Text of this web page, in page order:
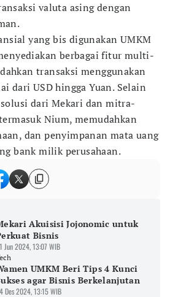
valuta asing dengan
yang bis digunakan UMKM
berbagai fitur multi-
transaksi menggunakan
dari USD hingga Yuan. Selain
dari Mekari dan mitra-
Nium, memudahkan
dan penyimpanan mata uang
bank milik perusahaan.
Akuisisi Jojonomic untuk
Bisnis
Jun 2024, 13:07 WIB
UMKM Beri Tips 4 Kunci
agar Bisnis Berkelanjutan
Des 2024, 13:15 WIB